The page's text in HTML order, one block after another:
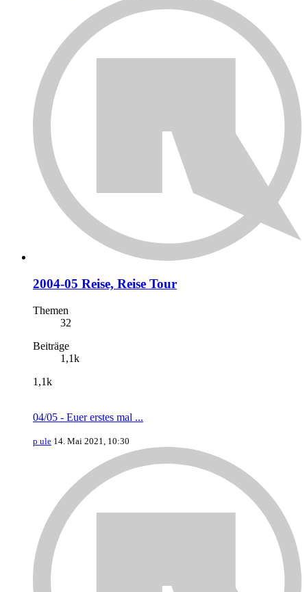
2004-05 Reise, Reise Tour
Themen
32
Beiträge
1,1k
1,1k
04/05 - Euer erstes mal ...
p ule 14. Mai 2021, 10:30